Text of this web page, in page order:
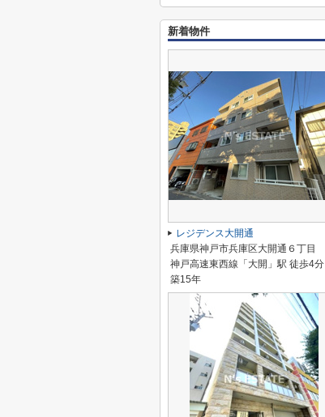
新着物件
レジデンス大開通
兵庫県神戸市兵庫区大開通６丁目
神戸高速東西線「大開」駅 徒歩4分
築15年